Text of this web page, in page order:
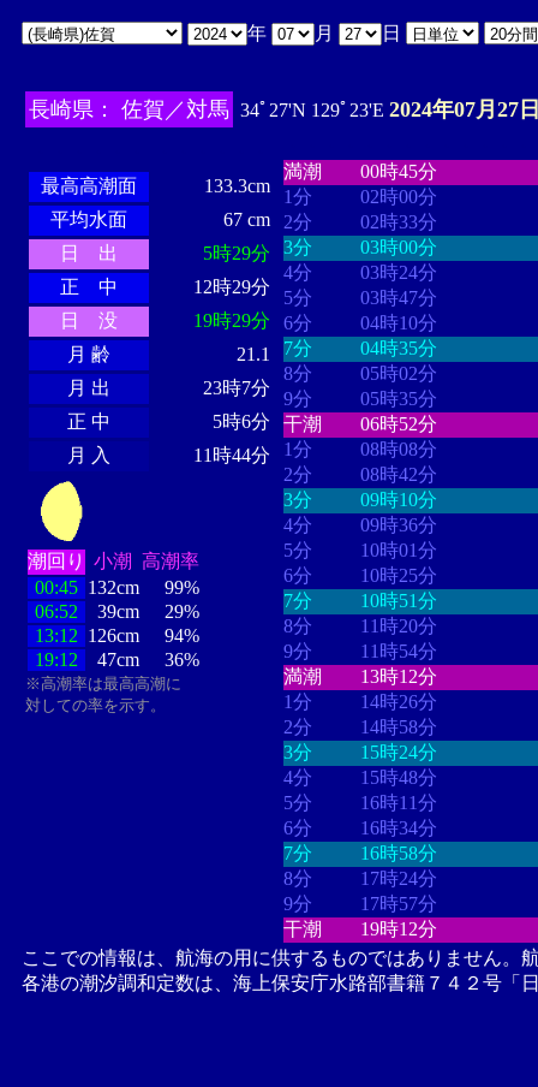
年 月 日
長崎県： 佐賀／対馬 34ﾟ27'N 129ﾟ23'E 2024年07月27
最高高潮面
133.3cm
平均水面
67 cm
日 出
5時29分
正 中
12時29分
日 没
19時29分
月 齢
21.1
月 出
23時7分
正 中
5時6分
月 入
11時44分
潮回り 小潮 高潮率
00:45 132cm
99%
06:52
39cm
29%
13:12 126cm
94%
19:12
47cm 36%
※高潮率は最高高潮に
対しての率を示す。
満潮
00時45分
1分
02時00分
2分
02時33分
3分
03時00分
4分
03時24分
5分
03時47分
6分
04時10分
7分
04時35分
8分
05時02分
9分
05時35分
干潮
06時52分
1分
08時08分
2分
08時42分
3分
09時10分
4分
09時36分
5分
10時01分
6分
10時25分
7分
10時51分
8分
11時20分
9分
11時54分
満潮
13時12分
1分
14時26分
2分
14時58分
3分
15時24分
4分
15時48分
5分
16時11分
6分
16時34分
7分
16時58分
8分
17時24分
9分
17時57分
干潮
19時12分
ここでの情報は、航海の用に供するものではありません。
各港の潮汐調和定数は、海上保安庁水路部書籍７４２号「